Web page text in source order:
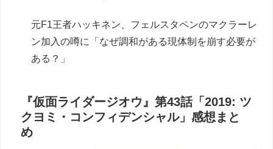
元F1王者ハッキネン、フェルスタペンのマクラーレ
ン加入の噂に「なぜ調和がある現体制を崩す必要が
ある？」
『仮面ライダージオウ』第43話「2019: ツ
クヨミ・コンフィデンシャル」感想まと
め